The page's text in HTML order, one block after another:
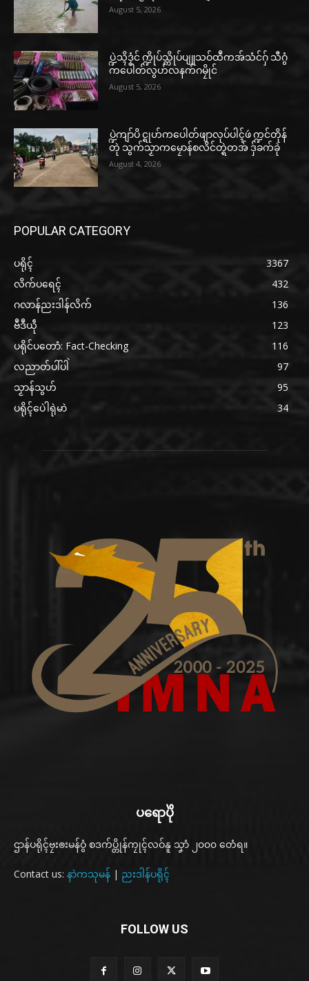
August 5, 2026
ပ္ဍဲသ္ၚိဒၟံင် က္ဍိုပ်သ္ကိုပ်ပျူသဝ်ထဳကအ်သံင်ဂှ် သီဂွံ
ကပေါတ်လွဟ်လနက်ဂမၠိုင်
August 5, 2026
ပ္ဍဲကျာ်ပိ င္ရုဟ်ကပေါတ်ဖျာလုပ်ပါၚ်ဖဴ က္ဍင်တိုန်
တုဲ သွက်သၟာကမၠောန်စလိင်တ္ရဲတအ် ဒှ်ခက်ခုဲ
August 4, 2026
POPULAR CATEGORY
ပရိုၚ်
3367
လိက်ပရေၚ်
432
ဂလာန်ညးဒါန်လိက်
136
ဗဳဒဳယဵု
123
ပရိုင်ပတောံ: Fact-Checking
116
လညာတ်ပါ်ပါဲ
97
သၟာန်သွဟ်
95
ပရိုၚ်ပေဲါရုဲမာဲ
34
ပရောပိုဲ
ဌာန်ပရိုၚ်ဗၠးၜးမန်ဝွံ စဒက်ပ္တိုန်ကၠုၚ်လဝ်နူ သၞာံ ၂၀၀၀ တေံရ။
Contact us: နာဲကသုမန် | ညးဒါန်ပရိုၚ်
FOLLOW US